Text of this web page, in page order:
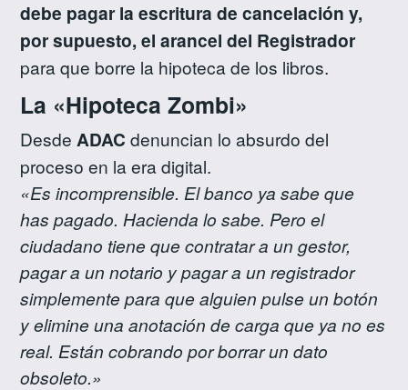
debe pagar la escritura de cancelación y,
por supuesto, el arancel del Registrador
para que borre la hipoteca de los libros.
La «Hipoteca Zombi»
Desde ADAC denuncian lo absurdo del
proceso en la era digital.
«Es incomprensible. El banco ya sabe que
has pagado. Hacienda lo sabe. Pero el
ciudadano tiene que contratar a un gestor,
pagar a un notario y pagar a un registrador
simplemente para que alguien pulse un botón
y elimine una anotación de carga que ya no es
real. Están cobrando por borrar un dato
obsoleto.»